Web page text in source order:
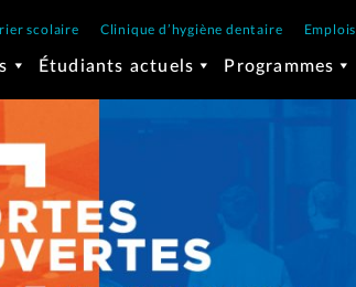
scolaire Clinique d’hygiène dentaire Emplois
Étudiants actuels Programmes